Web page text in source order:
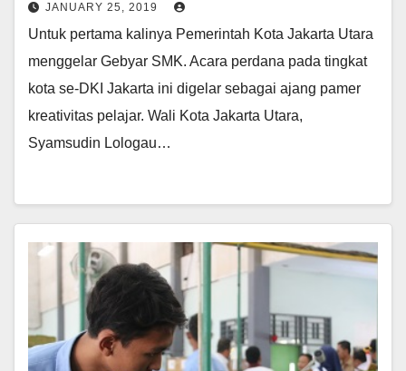
JANUARY 25, 2019
Untuk pertama kalinya Pemerintah Kota Jakarta Utara
menggelar Gebyar SMK. Acara perdana pada tingkat
kota se-DKI Jakarta ini digelar sebagai ajang pamer
kreativitas pelajar. Wali Kota Jakarta Utara,
Syamsudin Lologau…